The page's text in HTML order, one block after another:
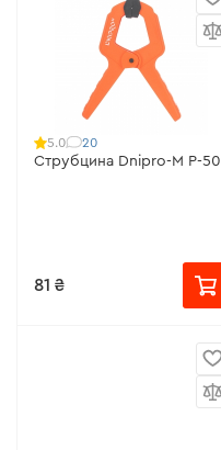
5.0 20
Струбцина Dnipro-M P-50
81 ₴